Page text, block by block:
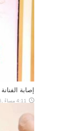
إصابة
4:11 مساءً ,26-01-2022